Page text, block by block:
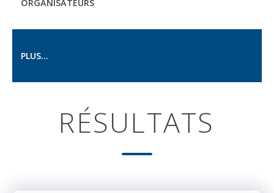
ORGANISATEURS
PLUS...
RÉSULTATS